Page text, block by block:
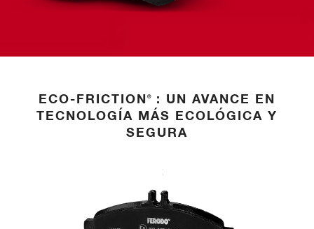
ECO-FRICTION®
: UN AVANCE EN
TECNOLOGÍA MÁS ECOLÓGICA Y
SEGURA